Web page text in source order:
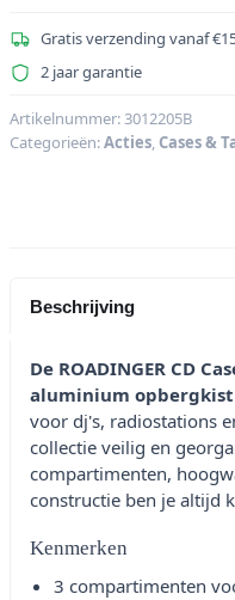
Case
ALU
boeking
afgerond
Gratis verzending vanaf
2 jaar garantie
Artikelnummer:3012205B
Categorieën:Acties, Cases &
Beschrijving
De ROADINGER CD
aluminium opbergkist
voor dj's, radiostations
collectie veilig en
compartimenten,
constructie ben je altijd
Kenmerken
3 compartimenten